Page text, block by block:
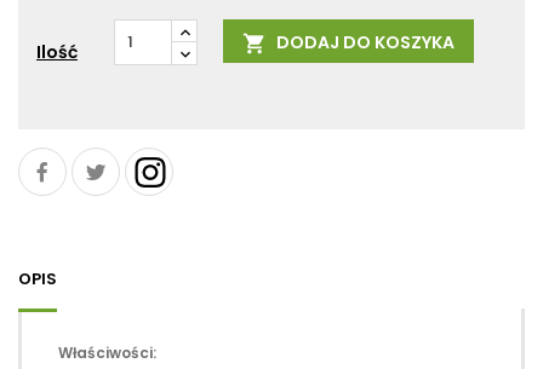
Ilość  DODAJ DO KOSZYKA
OPIS
Właściwości: